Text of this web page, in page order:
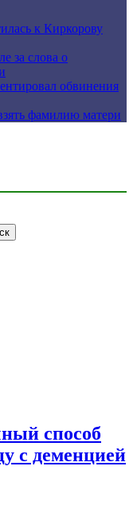
к Киркорову
за слова о
обвинения
фамилию матери
способ
с деменцией